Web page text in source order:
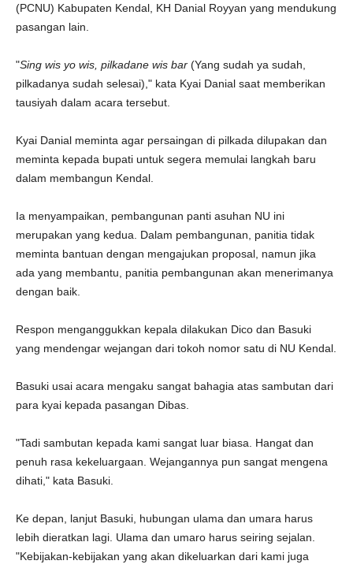
(PCNU) Kabupaten Kendal, KH Danial Royyan yang mendukung
pasangan lain.
"Sing wis yo wis, pilkadane wis bar (Yang sudah ya sudah,
pilkadanya sudah selesai)," kata Kyai Danial saat memberikan
tausiyah dalam acara tersebut.
Kyai Danial meminta agar persaingan di pilkada dilupakan dan
meminta kepada bupati untuk segera memulai langkah baru
dalam membangun Kendal.
Ia menyampaikan, pembangunan panti asuhan NU ini
merupakan yang kedua. Dalam pembangunan, panitia tidak
meminta bantuan dengan mengajukan proposal, namun jika
ada yang membantu, panitia pembangunan akan menerimanya
dengan baik.
Respon menganggukkan kepala dilakukan Dico dan Basuki
yang mendengar wejangan dari tokoh nomor satu di NU Kendal.
Basuki usai acara mengaku sangat bahagia atas sambutan dari
para kyai kepada pasangan Dibas.
"Tadi sambutan kepada kami sangat luar biasa. Hangat dan
penuh rasa kekeluargaan. Wejangannya pun sangat mengena
dihati," kata Basuki.
Ke depan, lanjut Basuki, hubungan ulama dan umara harus
lebih dieratkan lagi. Ulama dan umaro harus seiring sejalan.
"Kebijakan-kebijakan yang akan dikeluarkan dari kami juga